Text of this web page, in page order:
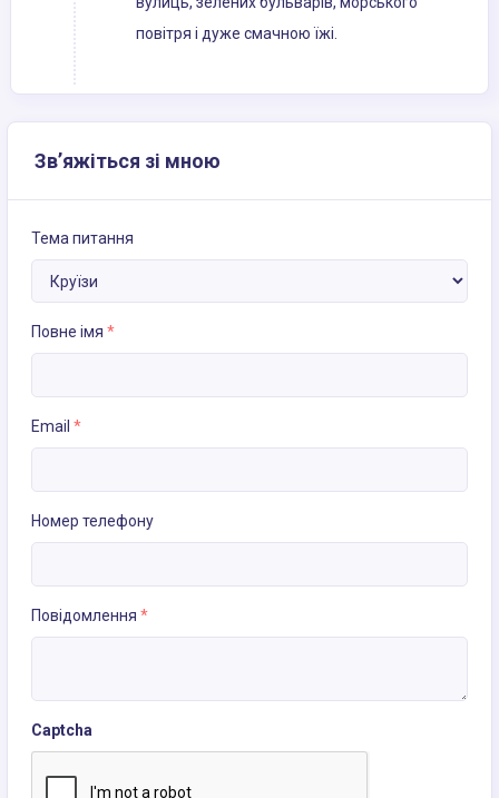
повітря і дуже смачною їжі.
Зв’яжіться зі мною
Тема питання
Повне імя *
Email *
Номер телефону
Повідомлення *
Captcha